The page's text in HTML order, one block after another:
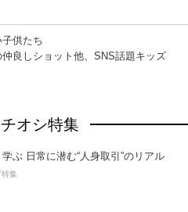
供たち
良しショット他、SNS話題キッズ
オシ特集
ぶ 日常に潜む“人身取引”のリアル
特集